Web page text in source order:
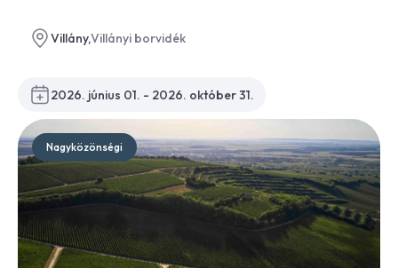
Villány,Villányi borvidék
2026. június 01. - 2026. október 31.
Nagyközönségi